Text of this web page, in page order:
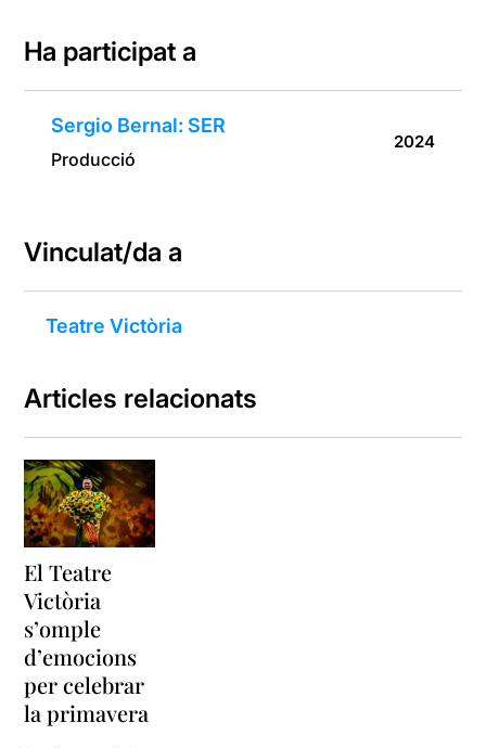
Ha participat a
Sergio Bernal: SER
Producció
2024
Vinculat/da a
Teatre Victòria
Articles relacionats
El Teatre
Victòria
s’omple
d’emocions
per celebrar
la primavera